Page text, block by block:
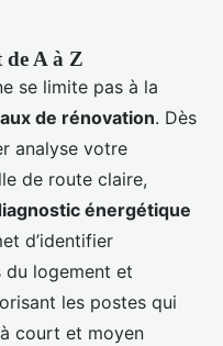
de A à Z
se limite pas à la
de rénovation. Dès
analyse votre
de route claire,
énergétique
d’identifier
du logement et
les postes qui
court et moyen